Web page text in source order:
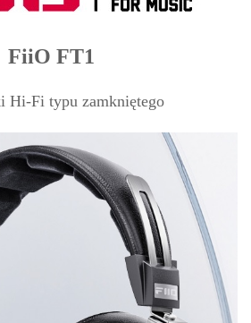
FiiO FT1
Hi-Fi typu zamkniętego